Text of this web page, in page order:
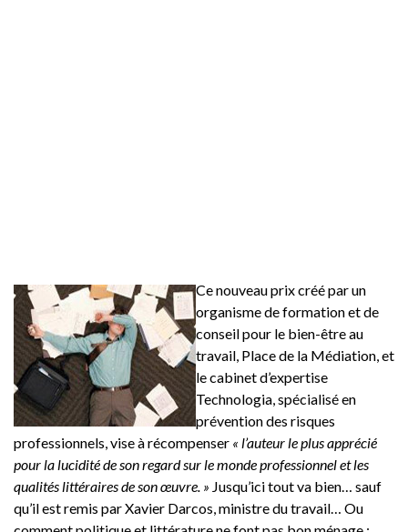
Ce nouveau prix créé par un
organisme de formation et de
conseil pour le bien-être au
travail, Place de la Médiation, et
le cabinet d’expertise
Technologia, spécialisé en
prévention des risques
professionnels, vise à récompenser « l’auteur le plus apprécié
pour la lucidité de son regard sur le monde professionnel et les
qualités littéraires de son œuvre. » Jusqu’ici tout va bien… sauf
qu’il est remis par Xavier Darcos, ministre du travail… Ou